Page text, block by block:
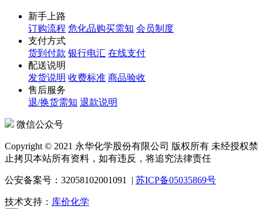
新手上路
订购流程 危化品购买需知 会员制度
支付方式
货到付款 银行电汇 在线支付
配送说明
发货说明 收费标准 商品验收
售后服务
退/换货需知 退款说明
微信公众号
Copyright © 2021 永华化学股份有限公司 版权所有 未经授权禁
止拷贝本站所有资料，如有违反，将追究法律责任
公安备案号：32058102001091 | 苏ICP备05035869号
技术支持： 库价化学